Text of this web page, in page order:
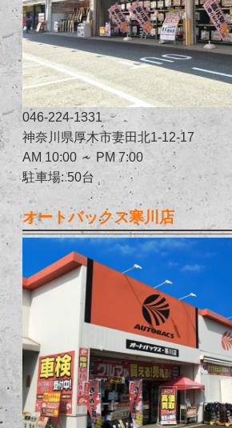
046-224-1331
神奈川県厚木市妻田北1-12-17
AM 10:00 ～ PM 7:00
駐車場: 50台
オートバックス寒川店